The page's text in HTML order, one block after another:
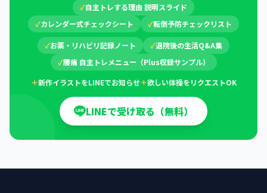
✓自主トレする理由 説明スライド
✓カレンダー式チェックシート ✓転倒予防チェックリスト
✓お薬・リハビリ記録ノート ✓退院後の生活Q&A集
✓腰痛 自主トレメニュー（Plus収録サンプル）
＋新作イラストをLINEでお知らせ＋欲しい体操をリクエストOK
LINEで受け取る（無料）